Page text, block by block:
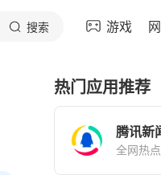
搜索 游戏
热门应用推荐
腾讯新
全网热